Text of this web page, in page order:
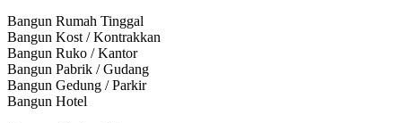
Bangun Rumah Tinggal
Bangun Kost / Kontrakkan
Bangun Ruko / Kantor
Bangun Pabrik / Gudang
Bangun Gedung / Parkir
Bangun Hotel